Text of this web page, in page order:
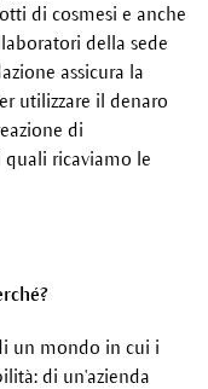
di cosmesi e anche
della sede
assicura la
utilizzare il denaro
di
quali ricaviamo le
un mondo in cui i
di un'azienda